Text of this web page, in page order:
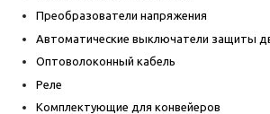
Преобразователи напряжения
Автоматические выключатели защиты
Оптоволоконный кабель
Реле
Комплектующие для конвейеров